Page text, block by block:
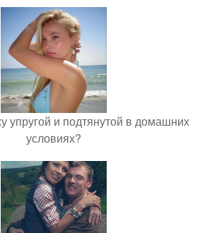
упругой и подтянутой в домашних
условиях?